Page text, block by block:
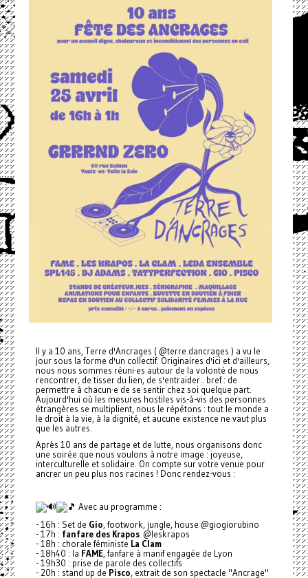
Il y a 10 ans, Terre d'Ancrages ( @terre.dancrages ) a vu le
jour sous la forme d'un collectif. Originaires d'ici et d'ailleurs,
nous nous sommes réuni·es autour de la volonté de nous
rencontrer, de tisser du lien, de s'entraider.. bref : de
permettre à chacun·e de se sentir chez soi quelque part.
Aujourd'hui où les mesures hostiles vis-à-vis des personnes
étrangères se multiplient, nous le répétons : tout le monde a
le droit à la vie, à la dignité, et aucune existence ne vaut plus
que les autres.
Après 10 ans de partage et de lutte, nous organisons donc
une soirée que nous voulons à notre image : joyeuse,
interculturelle et solidaire. On compte sur votre venue pour
ancrer un peu plus nos racines ! Donc rendez-vous :
Avec au programme :
- 16h : Set de Gio, footwork, jungle, house @giogiorubino
- 17h : fanfare des Krapos@leskrapos
- 18h : chorale féministe La Clam
- 18h40 : la FAME, fanfare à manif engagée de Lyon
- 19h30 : prise de parole des collectifs
- 20h : stand up de Pisco, extrait de son spectacle "Ancrage"